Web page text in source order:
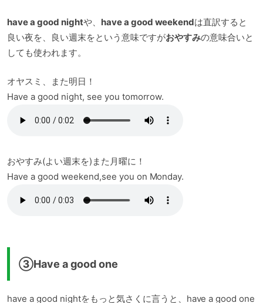
have a good nightや、 have a good weekendは直訳すると
良い夜を、良い週末をという意味ですがおやすみの意味合いと
しても使われます。
オヤスミ、また明日！
Have a good night, see you tomorrow.
おやすみ(よい週末を)また月曜に！
Have a good weekend,see you on Monday.
③Have a good one
have a good nightをもっと気さくに言うと、have a good one